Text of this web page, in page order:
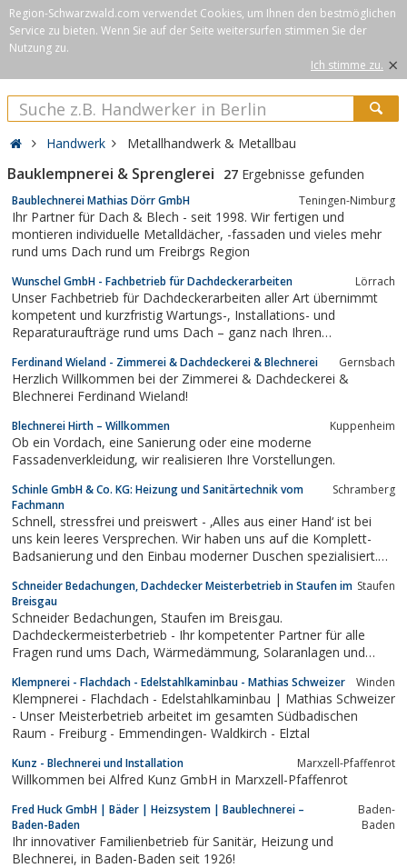
Region-Schwarzwald.com verwendet Cookies, um Ihnen den bestmöglichen
Service zu bieten. Wenn Sie auf der Seite weitersurfen stimmen Sie der
Nutzung zu.
Ich stimme zu. ×
Handwerk Metallhandwerk & Metallbau
Bauklempnerei & Sprenglerei 27 Ergebnisse gefunden
Baublechnerei Mathias Dörr GmbH Teningen-Nimburg
Ihr Partner für Dach & Blech - seit 1998. Wir fertigen und
montieren individuelle Metalldächer, -fassaden und vieles mehr
rund ums Dach rund um Freibrgs Region
​Wunschel GmbH - ​Fachbetrieb für Dachdeckerarbeiten Lörrach
​Unser Fachbetrieb für Dachdeckerarbeiten aller Art übernimmt
kompetent und kurzfristig Wartungs-, Installations- und
Reparaturaufträge rund ums Dach – ganz nach Ihren
eingetragener Betrieb der Handwerkskammer Freiburg arbeiten
wir stets meisterhaft, termingerecht...
Ferdinand Wieland - Zimmerei & Dachdeckerei & Blechnerei Gernsbach
Herzlich Willkommen bei der Zimmerei & Dachdeckerei &
Blechnerei Ferdinand Wieland!
Blechnerei Hirth – Willkommen Kuppenheim
Ob ein Vordach, eine Sanierung oder eine moderne
Fassadenverkleidung, wir realisieren Ihre Vorstellungen.
Schinle GmbH & Co. KG: Heizung und Sanitärtechnik vom
Fachmann
Schramberg
Schnell, stressfrei und preiswert - ‚Alles aus einer Hand‘ ist bei
uns kein leeres Versprechen. Wir haben uns auf die Komplett-
Badsanierung und den Einbau moderner Duschen spezialisiert.
entwickeln uns in spezialisierten Arbeitskreisen immer weiter.
Schneider Bedachungen, Dachdecker Meisterbetrieb in Staufen im
Breisgau
Staufen
Schneider Bedachungen, Staufen im Breisgau.
Dachdeckermeisterbetrieb - Ihr kompetenter Partner für alle
Fragen rund ums Dach, Wärmedämmung, Solaranlagen und
Klempnerei - Flachdach - Edelstahlkaminbau - Mathias Schweizer Winden
Klempnerei - Flachdach - Edelstahlkaminbau | Mathias Schweizer
- Unser Meisterbetrieb arbeitet im gesamten Südbadischen
Raum - Freiburg - Emmendingen- Waldkirch - Elztal
Kunz - Blechnerei und Installation Marxzell-Pfaffenrot
Willkommen bei Alfred Kunz GmbH in Marxzell-Pfaffenrot
Fred Huck GmbH | Bäder | Heizsystem | Baublechnerei –
Baden-Baden
Baden-
Baden
Ihr innovativer Familienbetrieb für Sanitär, Heizung und
Blechnerei, in Baden-Baden seit 1926!